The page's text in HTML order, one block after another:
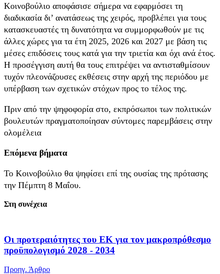
Κοινοβούλιο αποφάσισε σήμερα να εφαρμόσει τη
διαδικασία δι’ ανατάσεως της χειρός, προβλέπει για τους
κατασκευαστές τη δυνατότητα να συμμορφωθούν με τις
άλλες χώρες για τα έτη 2025, 2026 και 2027 με βάση τις
μέσες επιδόσεις τους κατά για την τριετία και όχι ανά έτος.
Η προσέγγιση αυτή θα τους επιτρέψει να αντισταθμίσουν
τυχόν πλεονάζουσες εκθέσεις στην αρχή της περιόδου με
υπέρβαση των σχετικών στόχων προς το τέλος της.
Πριν από την ψηφοφορία στο, εκπρόσωποι των πολιτικών
βουλευτών πραγματοποίησαν σύντομες παρεμβάσεις στην
ολομέλεια
Επόμενα βήματα
Το Κοινοβούλιο θα ψηφίσει επί της ουσίας της πρότασης
την Πέμπτη 8 Μαΐου.
Στη συνέχεια
Οι προτεραιότητες του ΕΚ για τον μακροπρόθεσμο
προϋπολογισμό 2028 - 2034
Προηγ. Άρθρο